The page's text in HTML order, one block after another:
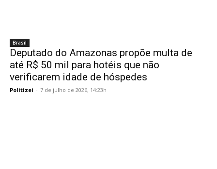
Brasil
Deputado do Amazonas propõe multa de
até R$ 50 mil para hotéis que não
verificarem idade de hóspedes
Politizei - 7 de julho de 2026, 14:23h